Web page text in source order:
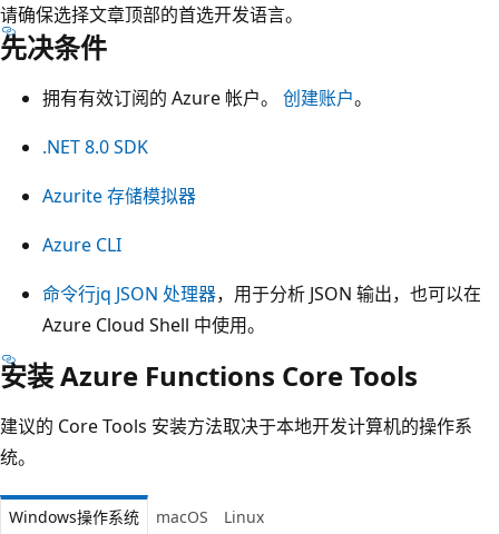
请确保选择文章顶部的首选开发语言。
先决条件
拥有有效订阅的 Azure 帐户。 创建账户。
.NET 8.0 SDK
Azurite 存储模拟器
Azure CLI
命令行jq JSON 处理器，用于分析 JSON 输出，也可以在
Azure Cloud Shell 中使用。
安装 Azure Functions Core Tools
建议的 Core Tools 安装方法取决于本地开发计算机的操作系
统。
Windows操作系统 macOS Linux